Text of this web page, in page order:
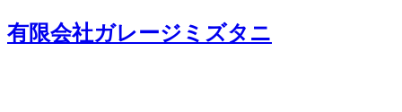
有限会社ガレージミズタニ